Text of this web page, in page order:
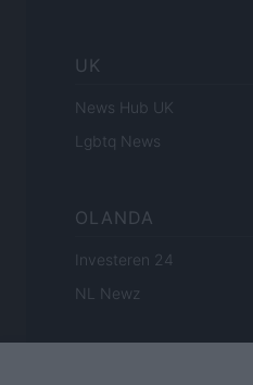
UK
News Hub UK
Lgbtq News
OLANDA
Investeren 24
NL Newz